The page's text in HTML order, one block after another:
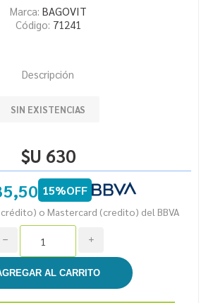
Marca: BAGOVIT
Código: 71241
Descripción
SIN EXISTENCIAS
$U 630
15%OFF
o Mastercard (credito) del BBVA
i
h